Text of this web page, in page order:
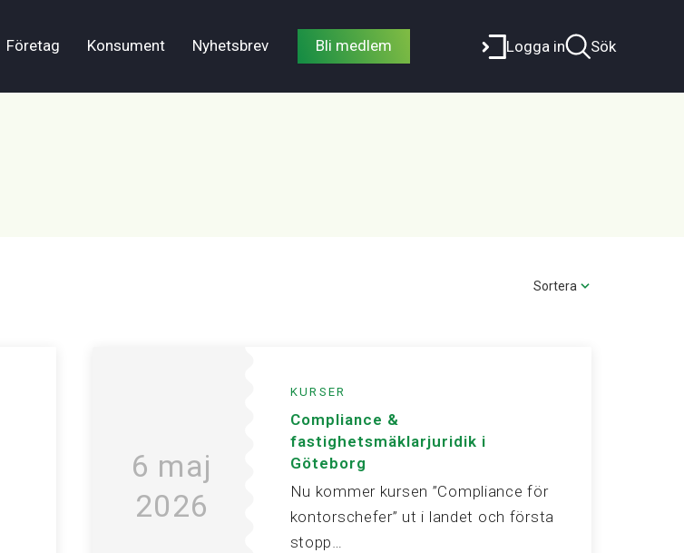
Företag Konsument Nyhetsbrev Bli medlem Logga in Sök
Sortera
6 maj
2026
KURSER
Compliance &
fastighetsmäklarjuridik i
Göteborg
Nu kommer kursen ”Compliance för
kontorschefer” ut i landet och första
stopp…